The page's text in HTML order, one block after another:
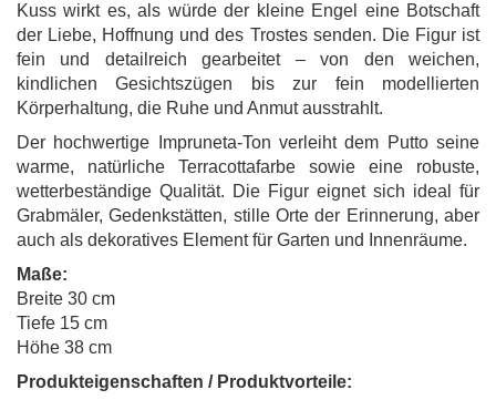
Kuss wirkt es, als würde der kleine Engel eine Botschaft
der Liebe, Hoffnung und des Trostes senden. Die Figur ist
fein und detailreich gearbeitet – von den weichen,
kindlichen Gesichtszügen bis zur fein modellierten
Körperhaltung, die Ruhe und Anmut ausstrahlt.
Der hochwertige Impruneta-Ton verleiht dem Putto seine
warme, natürliche Terracottafarbe sowie eine robuste,
wetterbeständige Qualität. Die Figur eignet sich ideal für
Grabmäler, Gedenkstätten, stille Orte der Erinnerung, aber
auch als dekoratives Element für Garten und Innenräume.
Maße:
Breite 30 cm
Tiefe 15 cm
Höhe 38 cm
Produkteigenschaften / Produktvorteile: